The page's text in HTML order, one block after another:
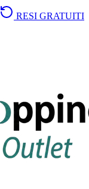
RESI GRATUITI